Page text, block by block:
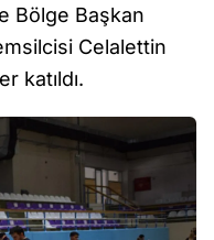
Bölge Başkan
Celalettin
katıldı.